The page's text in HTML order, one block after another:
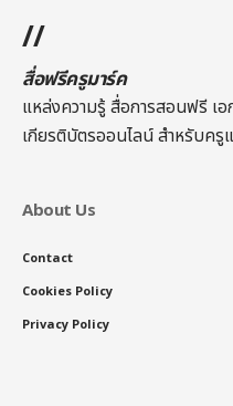
//
สื่อฟรีครูมาร์ค
แหล่งความรู้ สื่อการสอนฟรี เ
เกียรติบัตรออนไลน์สำหรับครู
About Us
Contact
Cookies Policy
Privacy Policy